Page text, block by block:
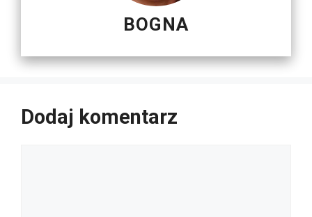
BOGNA
Dodaj komentarz